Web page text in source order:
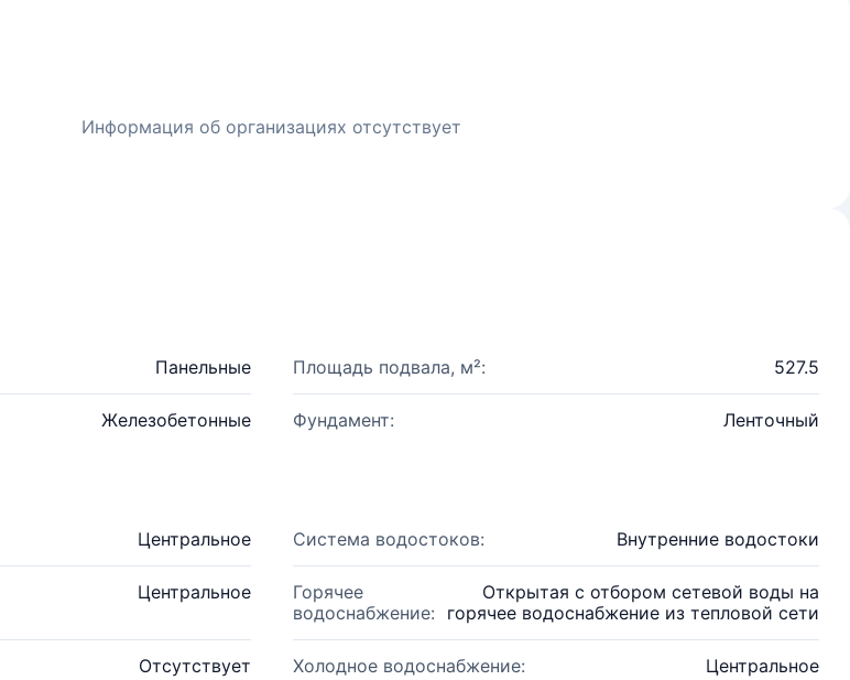
Информация об организациях отсутствует
Панельные Площадь подвала, м²: 527.5
Железобетонные Фундамент: Ленточный
Центральное Система водостоков: Внутренние водостоки
Центральное
Горячее
водоснабжение:
Открытая с отбором сетевой воды на
горячее водоснабжение из тепловой сети
Отсутствует Холодное водоснабжение: Центральное